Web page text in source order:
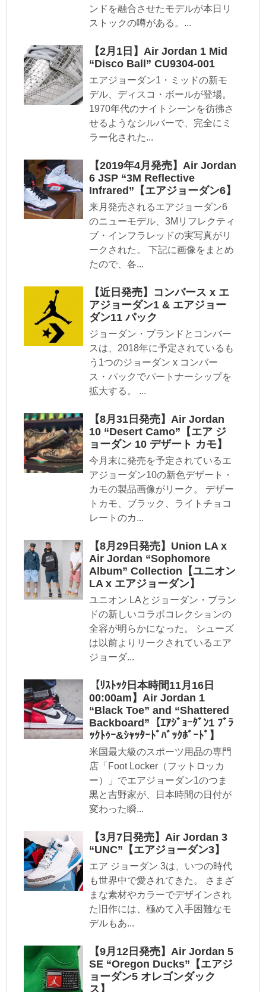
ンドを融合させたモデルが本日リ
ストックの噂がある。...
【2月1日】Air Jordan 1 Mid
“Disco Ball” CU9304-001
エアジョーダン1・ミッドの新モ
デル、ディスコ・ボールが登場。
1970年代のナイトシーンを彷彿さ
せるようなシルバーで、完全にミ
ラー化された...
【2019年4月発売】Air Jordan
6 JSP “3M Reflective
Infrared”【エアジョーダン6】
来月発売されるエアジョーダン6
のニューモデル、3Mリフレクティ
ブ・インフラレッドの実写真がリ
ークされた。 下記に画像をまとめ
たので、各...
【近日発売】コンバース x エ
アジョーダン1 & エアジョー
ダン11 パック
ジョーダン・ブランドとコンバー
スは、2018年に予定されているも
う1つのジョーダン x コンバー
ス・パックでパートナーシップを
拡大する。 ...
【8月31日発売】Air Jordan
10 “Desert Camo”【エア ジ
ョーダン 10 デザート カモ】
今月末に発売を予定されているエ
アジョーダン10の新色デザート・
カモの製品画像がリーク。 デザー
トカモ、ブラック、ライトチョコ
レートのカ...
【8月29日発売】Union LA x
Air Jordan “Sophomore
Album” Collection【ユニオン
LA x エアジョーダン】
ユニオン LAとジョーダン・ブラン
ドの新しいコラボコレクションの
全容が明らかになった。 シューズ
は以前よりリークされているエア
ジョーダ...
【ﾘｽﾄｯｸ日本時間11月16日
00:00am】Air Jordan 1
“Black Toe” and “Shattered
Backboard”【ｴｱｼﾞｮｰﾀﾞﾝ1 ﾌﾞﾗ
ｯｸﾄｩｰ&ｼｬｯﾀｰﾄﾞﾊﾞｯｸﾎﾞｰﾄﾞ】
米国最大級のスポーツ用品の専門
店「Foot Locker（フットロッカ
ー）」でエアジョーダン1のつま
黒と吉野家が、日本時間の日付が
変わった瞬...
【3月7日発売】Air Jordan 3
“UNC”【エアジョーダン3】
エア ジョーダン 3は、いつの時代
も世界中で愛されてきた。 さまざ
まな素材やカラーでデザインされ
た旧作には、極めて入手困難なモ
デルもあ...
【9月12日発売】Air Jordan 5
SE “Oregon Ducks”【エアジ
ョーダン5 オレゴンダック
ス】